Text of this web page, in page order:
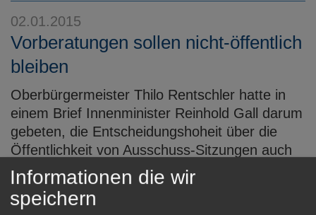
02.01.2015
Vorberatungen sollen nicht-öffentlich
bleiben
Oberbürgermeister Thilo Rentschler hatte in
einem Brief Innenminister Reinhold Gall darum
gebeten, die Entscheidungshoheit über die
Öffentlichkeit von Ausschuss-Sitzungen auch
künftig den Städten zu überlassen. Der
Städtetag Baden-Württemberg hatte sich auch
dafür intensiv ...
Informationen die wir
speichern